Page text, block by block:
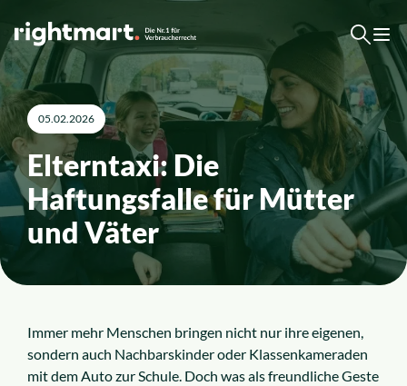
Top-Rechtsgebiete
Arbeitsrecht
Sozialrecht
Kostenlose Erstberatung
Elterntaxi: Die
Haftungsfalle für Mütter
und Väter
05.02.2026
Immer mehr Menschen bringen nicht nur ihre eigenen,
sondern auch Nachbarskinder oder Klassenkameraden
mit dem Auto zur Schule. Doch was als freundliche Geste